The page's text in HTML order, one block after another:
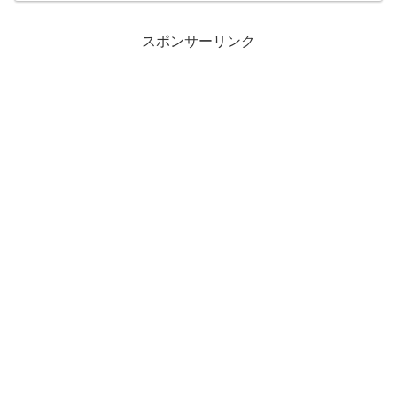
スポンサーリンク